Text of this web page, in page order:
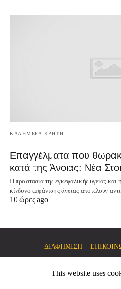
ΚΑΛΗΜΕΡΑ ΚΡΗΤΗ
Επαγγέλματα που
κατά της Άνοιας: Νέα
Η προστασία της εγκεφαλικής υγείας και
κίνδυνο εμφάνισης άνοιας αποτελούν
10 ώρες ago
ΔΙΑΦΗΜΙΣΗ
All Rights Reserved View
This website uses